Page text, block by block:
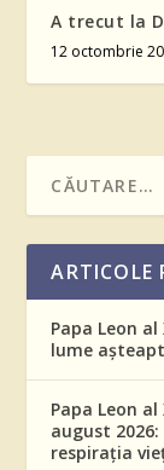
A trecut la
12 octombrie
ARTICOLE
Papa Leon
lume
Papa Leon
august
respirația